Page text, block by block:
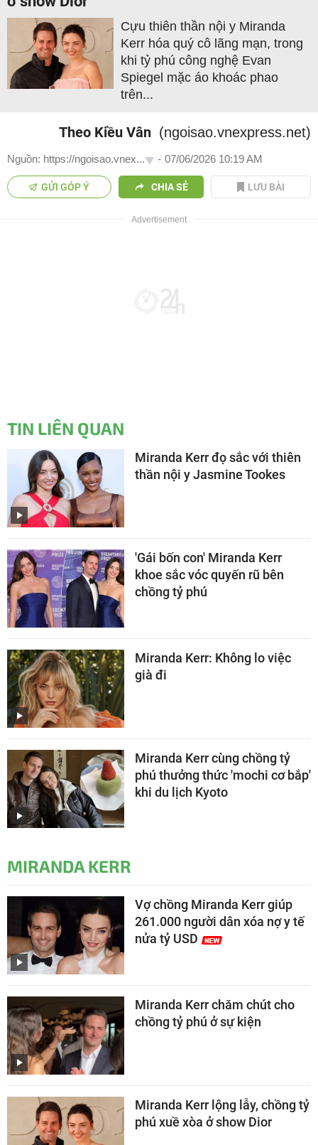
Cựu thiên thần nội y Miranda
Kerr hóa quý cô lãng mạn, trong
khi tỷ phú công nghệ Evan
Spiegel mặc áo khoác phao
trên...
Theo Kiều Vân (ngoisao.vnexpress.net)
Nguồn: https://ngoisao.vnex... - 07/06/2026 10:19 AM
GỬI GÓP Ý CHIA SẺ LƯU BÀI
TIN LIÊN QUAN
Miranda Kerr đọ sắc với thiên
thần nội y Jasmine Tookes
'Gái bốn con' Miranda Kerr
khoe sắc vóc quyến rũ bên
chồng tỷ phú
Miranda Kerr: Không lo việc
già đi
Miranda Kerr cùng chồng tỷ
phú thưởng thức 'mochi cơ bắp'
khi du lịch Kyoto
MIRANDA KERR
Vợ chồng Miranda Kerr giúp
261.000 người dân xóa nợ y tế
nửa tỷ USD
Miranda Kerr chăm chút cho
chồng tỷ phú ở sự kiện
Miranda Kerr lộng lẫy, chồng tỷ
phú xuề xòa ở show Dior